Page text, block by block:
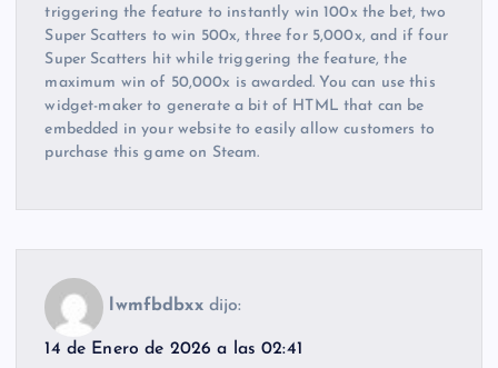
triggering the feature to instantly win 100x the bet, two
Super Scatters to win 500x, three for 5,000x, and if four
Super Scatters hit while triggering the feature, the
maximum win of 50,000x is awarded. You can use this
widget-maker to generate a bit of HTML that can be
embedded in your website to easily allow customers to
purchase this game on Steam.
lwmfbdbxx dijo:
14 de Enero de 2026 a las 02:41